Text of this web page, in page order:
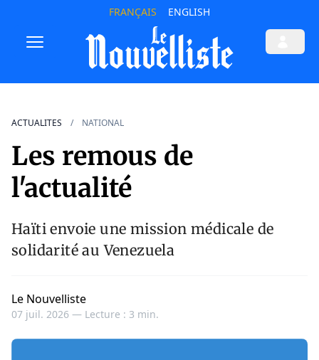
FRANÇAIS ENGLISH
ACTUALITES NATIONAL
Les remous de
l'actualité
Haïti envoie une mission médicale de
solidarité au Venezuela
Le Nouvelliste
07 juil. 2026 — Lecture : 3 min.